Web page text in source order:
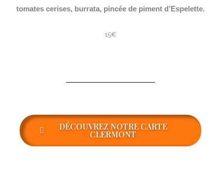
tomates cerises, burrata, pincée de piment d’Espelette.
15€
DÉCOUVREZ NOTRE CARTE
CLERMONT